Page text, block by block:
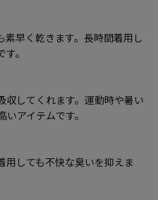
早く乾きます。長時間着用し
。
収してくれます。運動時や暑い
アイテムです。
用しても不快な臭いを抑えま